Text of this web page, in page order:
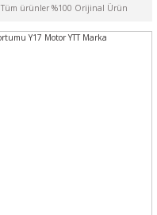
Tüm ürünler %100 Orijinal Ürün